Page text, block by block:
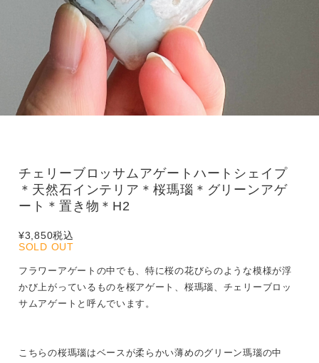
チェリーブロッサムアゲートハートシェイプ
＊天然石インテリア＊桜瑪瑙＊グリーンアゲ
ート＊置き物＊H2
¥3,850税込
SOLD OUT
フラワーアゲートの中でも、特に桜の花びらのような模様が浮
かび上がっているものを桜アゲート、桜瑪瑙、チェリーブロッ
サムアゲートと呼んでいます。
こちらの桜瑪瑙はベースが柔らかい薄めのグリーン瑪瑙の中